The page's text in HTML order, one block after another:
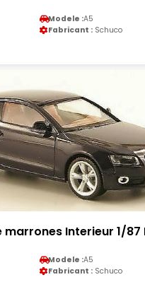
Modele :A5
Fabricant : Schuco
marrones Interieur 1/87
Modele :A5
Fabricant : Schuco